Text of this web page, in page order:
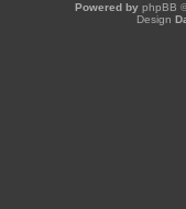
Powered by phpBB
Design